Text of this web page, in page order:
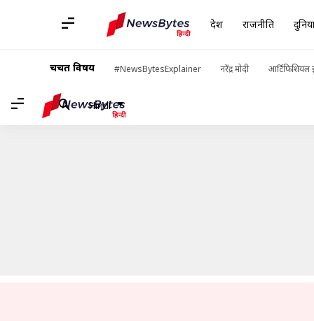
देश राजनीति
चर्चित विषय #NewsBytesExplainer नरेंद्र मोदी
Hindi
खबरें लाइफस्टाइल की खबरें / स्टडी: मास्क पर एक सप्ताह तक जिंदा